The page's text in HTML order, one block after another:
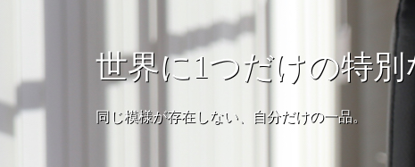
世界に1つだけの特別
同じ模様が存在しない、自分だけの一品。